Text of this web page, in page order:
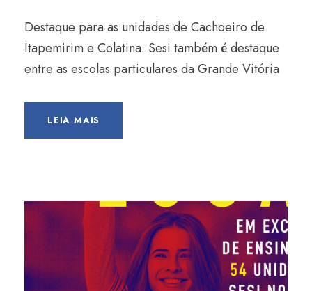
Destaque para as unidades de Cachoeiro de
Itapemirim e Colatina. Sesi também é destaque
entre as escolas particulares da Grande Vitória
LEIA MAIS